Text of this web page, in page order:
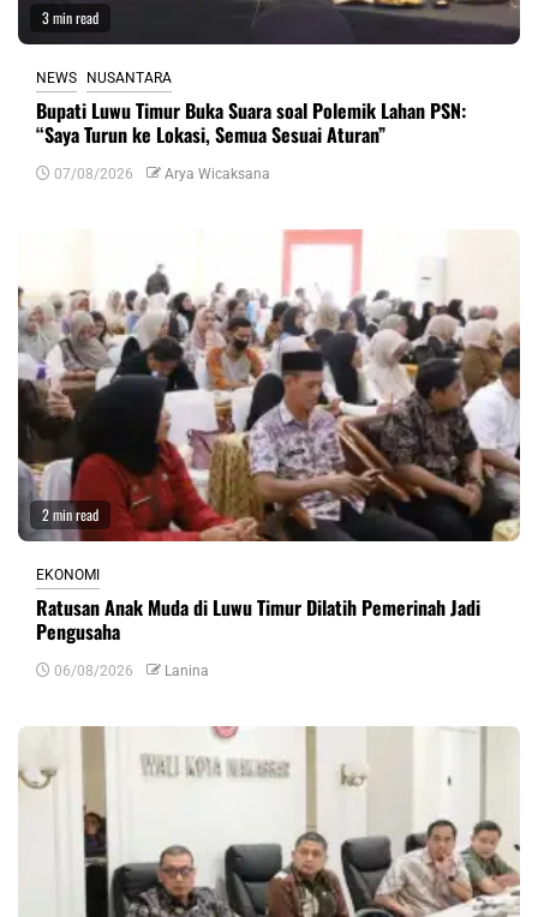
3 min read
NEWS NUSANTARA
Bupati Luwu Timur Buka Suara soal Polemik Lahan PSN:
“Saya Turun ke Lokasi, Semua Sesuai Aturan”
07/08/2026 Arya Wicaksana
2 min read
EKONOMI
Ratusan Anak Muda di Luwu Timur Dilatih Pemerinah Jadi
Pengusaha
06/08/2026 Lanina